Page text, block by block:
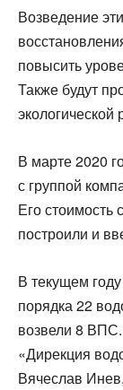
Возведение
повысить
Также будут
В марте 2020
с группой
Его стоимость
построили и
В текущем
порядка 22
возвели 8
«Дирекция
Вячеслав